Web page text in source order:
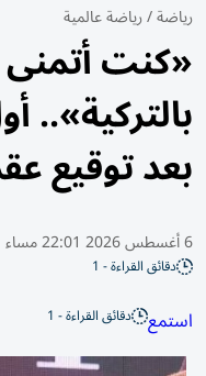
رياضة/رياضة عالمية
«كنت
بعد توقيع
6 أغسطس 2026 22:01 مساء
دقائق القراءة - 1
استمع دقائق القراءة - 1